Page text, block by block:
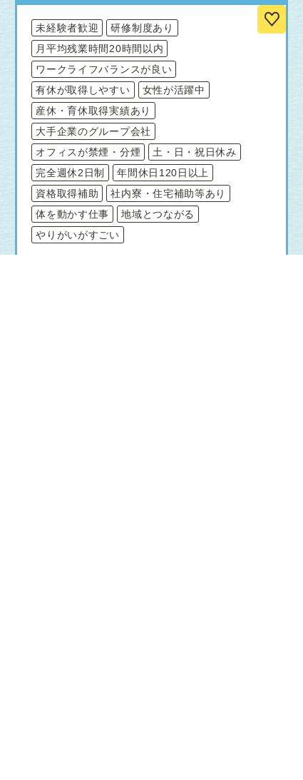
未経験者歓迎
研修制度あり
月平均残業時間20時間以内
ワークライフバランスが良い
有休が取得しやすい
女性が活躍中
産休・育休取得実績あり
大手企業のグループ会社
オフィスが禁煙・分煙
土・日・祝日休み
完全週休2日制
年間休日120日以上
資格取得補助
社内寮・住宅補助等あり
体を動かす仕事
地域とつながる
やりがいがすごい